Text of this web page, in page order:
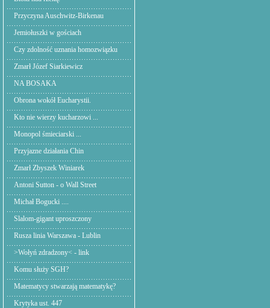
Przyczyna Auschwitz-Birkenau
Jemiołuszki w gościach
Czy zdolność uznania homozwiązku
Zmarł Józef Siarkiewicz
NA BOSAKA
Obrona wokół Eucharystii.
Kto nie wierzy kucharzowi ...
Monopol śmieciarski ...
Przyjazne działania Chin
Zmarł Zbyszek Winiarek
Antoni Sutton - o Wall Street
Michał Bogucki ....
Slalom-gigant uproszczony
Rusza linia Warszawa - Lublin
>Wołyń zdradzony< - link
Komu służy SGH?
Matematycy stwarzają matematykę?
Krytyka ust. 447